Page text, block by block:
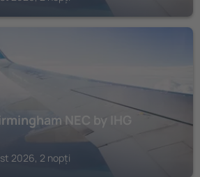
NEC by IHG
2026, 2 nopți